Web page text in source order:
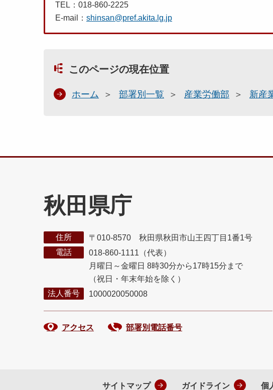
TEL：018-860-2225
E-mail： shinsan@pref.akita.lg.jp
このページの現在位置
ホーム 部署別一覧 産業労働部 新産
秋田県庁
住所
〒010-8570 秋田県秋田市山王四丁目1番1号
電話
018-860-1111（代表）
月曜日～金曜日 8時30分から17時15分まで
（祝日・年末年始を除く）
法人番号
1000020050008
アクセス 部署別電話番号
サイトマップ ガイドライン 個